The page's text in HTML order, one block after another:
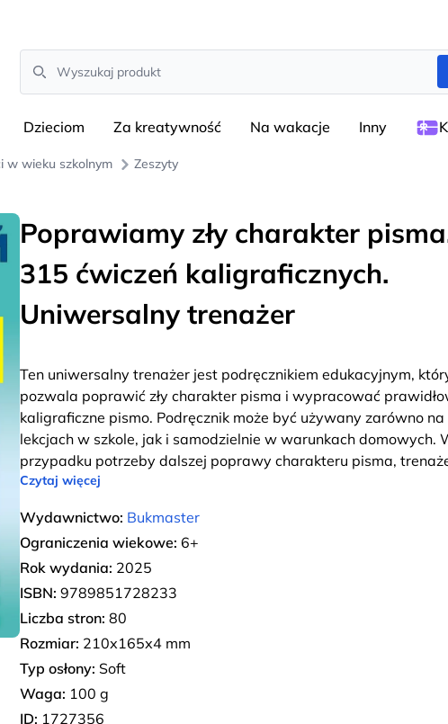
Search
Dzieciom Za kreatywność Na wakacje Inny
w wieku szkolnym Zeszyty
Poprawiamy zły charakter
315 ćwiczeń kaligraficznych.
Uniwersalny trenażer
Ten uniwersalny trenażer jest podręcznikiem edukacyjnym,
pozwala poprawić zły charakter pisma i wypracować
kaligraficzne pismo. Podręcznik może być używany zarówno na
lekcjach w szkole, jak i samodzielnie w warunkach domowych.
przypadku potrzeby dalszej poprawy charakteru pisma,
Czytaj więcej
Wydawnictwo: Bukmaster
Ograniczenia wiekowe: 6+
Rok wydania: 2025
ISBN: 9789851728233
Liczba stron: 80
Rozmiar: 210х165х4 mm
Typ osłony: Soft
Waga: 100 g
ID: 1727356